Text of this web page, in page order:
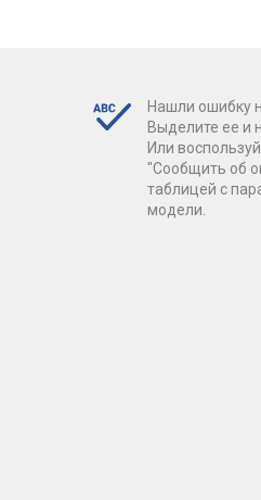
Нашли ошибку
Выделите ее и
Или
"Сообщить об
таблицей с
модели.